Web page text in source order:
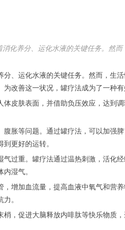
化养分、运化水液的关键任务。然
、运化水液的关键任务。然而，生活
改善这一状况，罐疗法成为了一种有
皮肤表面，并借助负压效应，达到
胀等问题。通过罐疗法，可以加强
更好的运转。
过重。罐疗法通过温热刺激，活化经
湿气。
增加血流量，提高血液中氧气和营
。
促进大脑释放内啡肽等快乐物质，